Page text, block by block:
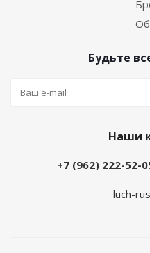
Будьте
Наши
+7 (962) 222-52-
luch-